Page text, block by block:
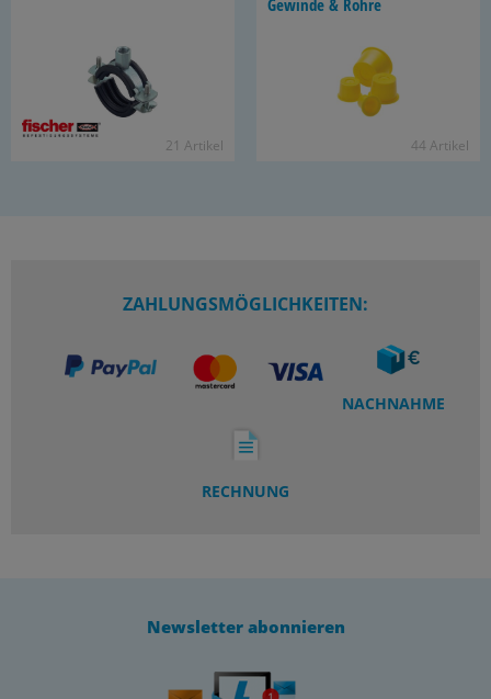
21 Ar­ti­kel
Ge­win­de & Rohre
44 Ar­ti­kel
ZAHLUNGSMÖGLICHKEITEN:
NACHNAHME
RECHNUNG
Newsletter abonnieren